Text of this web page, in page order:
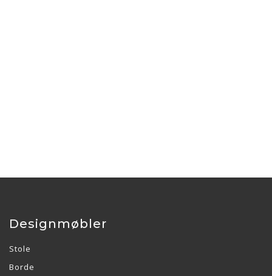
Designmøbler
Stole
Borde